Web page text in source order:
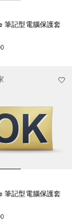
筆記型電腦保護套
筆記型電腦保護套